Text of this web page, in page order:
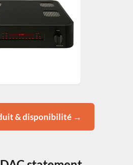
& disponibilité →